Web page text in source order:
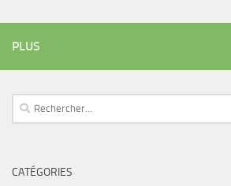
PLUS
Rechercher :
CATÉGORIES